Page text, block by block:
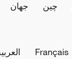
چین جهان
Français